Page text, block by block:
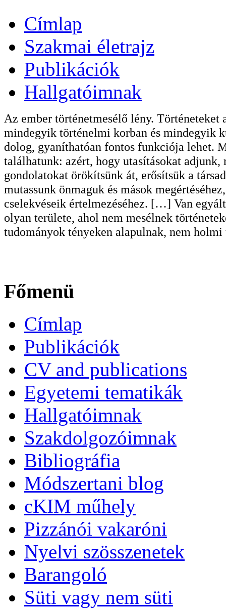
Címlap
Szakmai életrajz
Publikációk
Hallgatóimnak
Az ember történetmesélő lény.
mindegyik történelmi korban és mindegyik
dolog, gyaníthatóan fontos funkciója lehet.
találhatunk: azért, hogy utasításokat
gondolatokat örökítsünk át, erősítsük a
mutassunk önmaguk és mások
cselekvéseik értelmezéséhez. […] Van
olyan területe, ahol nem mesélnek
tudományok tényeken alapulnak, nem
Főmenü
Címlap
Publikációk
CV and publications
Egyetemi tematikák
Hallgatóimnak
Szakdolgozóimnak
Bibliográfia
Módszertani blog
cKIM műhely
Pizzánói vakaróni
Nyelvi szösszenetek
Barangoló
Süti vagy nem süti